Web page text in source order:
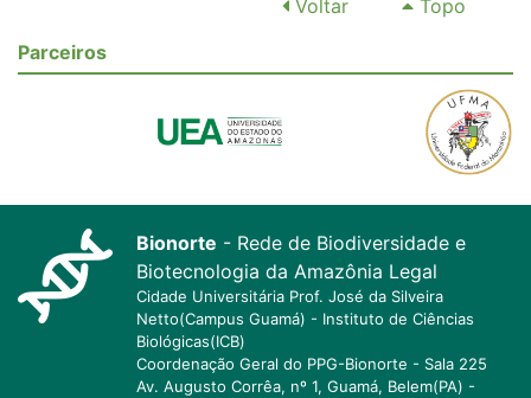
Voltar
Topo
Parceiros
Bionorte - Rede de Biodiversidade e
Biotecnologia da Amazônia Legal
Cidade Universitária Prof. José da Silveira
Netto(Campus Guamá) - Instituto de Ciências
Biológicas(ICB)
Coordenação Geral do PPG-Bionorte - Sala 225
Av. Augusto Corrêa, nº 1, Guamá, Belem(PA) -